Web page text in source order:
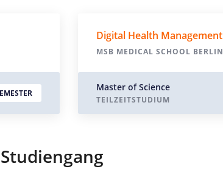
Digital Health Management
MSB MEDICAL SCHOOL BERLIN
Master of Science
TEILZEITSTUDIUM